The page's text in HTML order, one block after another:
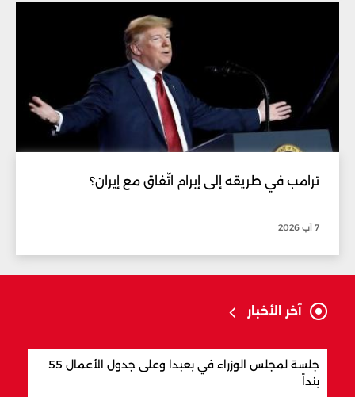
ترامب في طريقه إلى إبرام اتّفاق مع إيران؟
7 آب 2026
آخر الأخبار
جلسة لمجلس الوزراء في بعبدا وعلى جدول الأعمال 55
بنداً